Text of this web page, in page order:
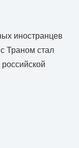
иностранцев
Траном стал